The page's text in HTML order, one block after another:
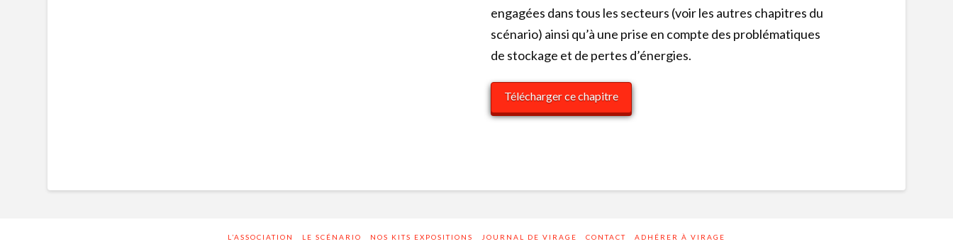
engagées dans tous les secteurs (voir les autres chapitres du
scénario) ainsi qu’à une prise en compte des problématiques
de stockage et de pertes d’énergies.
Télécharger ce chapitre
L’ASSOCIATION LE SCÉNARIO NOS KITS EXPOSITIONS JOURNAL DE VIRAGE CONTACT ADHÉRER À VIRAGE